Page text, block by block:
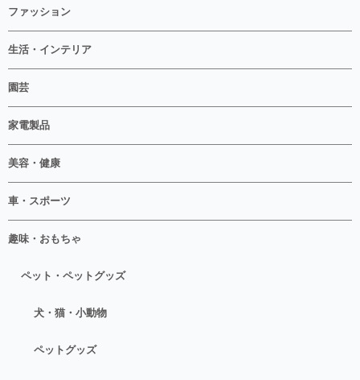
ファッション
生活・インテリア
園芸
家電製品
美容・健康
車・スポーツ
趣味・おもちゃ
ペット・ペットグッズ
犬・猫・小動物
ペットグッズ